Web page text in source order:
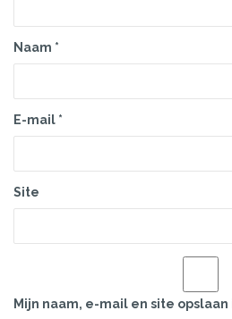
Naam *
E-mail *
Site
Mijn naam, e-mail en site